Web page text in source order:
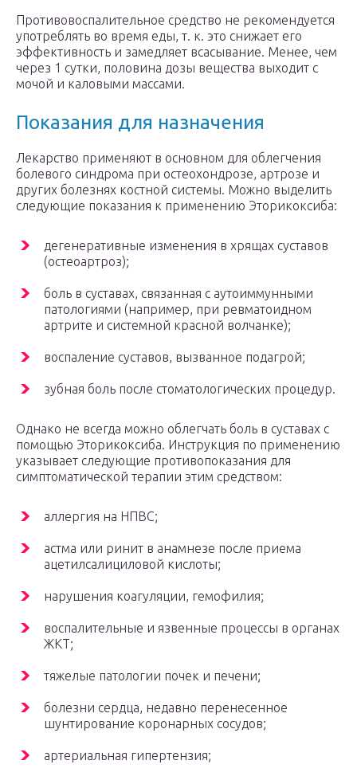
Противовоспалительное средство не рекомендуется
употреблять во время еды, т. к. это снижает его
эффективность и замедляет всасывание. Менее, чем
через 1 сутки, половина дозы вещества выходит с
мочой и каловыми массами.
Показания для назначения
Лекарство применяют в основном для облегчения
болевого синдрома при остеохондрозе, артрозе и
других болезнях костной системы. Можно выделить
следующие показания к применению Эторикоксиба:
дегенеративные изменения в хрящах суставов
(остеоартроз);
боль в суставах, связанная с аутоиммунными
патологиями (например, при ревматоидном
артрите и системной красной волчанке);
воспаление суставов, вызванное подагрой;
зубная боль после стоматологических процедур.
Однако не всегда можно облегчать боль в суставах с
помощью Эторикоксиба. Инструкция по применению
указывает следующие противопоказания для
симптоматической терапии этим средством:
аллергия на НПВС;
астма или ринит в анамнезе после приема
ацетилсалициловой кислоты;
нарушения коагуляции, гемофилия;
воспалительные и язвенные процессы в органах
ЖКТ;
тяжелые патологии почек и печени;
болезни сердца, недавно перенесенное
шунтирование коронарных сосудов;
артериальная гипертензия;